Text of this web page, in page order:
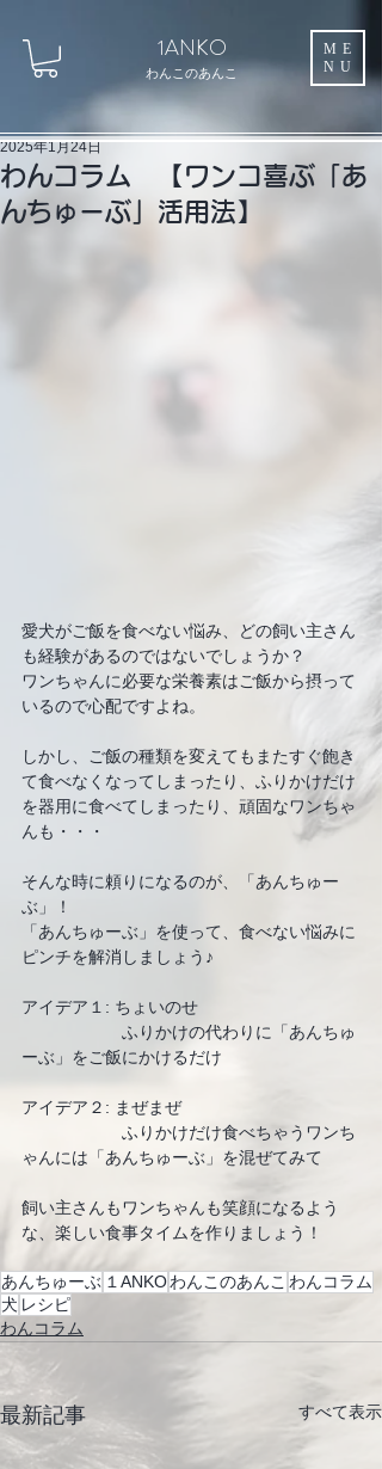
1ANKO
わんこのあんこ
ME
NU
わんコラム 【ワンコ喜ぶ「あ
んちゅーぶ」活用法】
2025年1月24日
愛犬がご飯を食べない悩み、どの飼い主さん
も経験があるのではないでしょうか？
ワンちゃんに必要な栄養素はご飯から摂って
いるので心配ですよね。
しかし、ご飯の種類を変えてもまたすぐ飽き
て食べなくなってしまったり、ふりかけだけ
を器用に食べてしまったり、頑固なワンちゃ
んも・・・
そんな時に頼りになるのが、「あんちゅー
ぶ」！
「あんちゅーぶ」を使って、食べない悩みに
ピンチを解消しましょう♪
アイデア１: ちょいのせ
ふりかけの代わりに「あんちゅ
ーぶ」をご飯にかけるだけ
アイデア２: まぜまぜ
ふりかけだけ食べちゃうワンち
ゃんには「あんちゅーぶ」を混ぜてみて
飼い主さんもワンちゃんも笑顔になるよう
な、楽しい食事タイムを作りましょう！
あんちゅーぶ １ANKOわんこのあんこ わんコラム
犬 レシピ
わんコラム
最新記事 すべて表示